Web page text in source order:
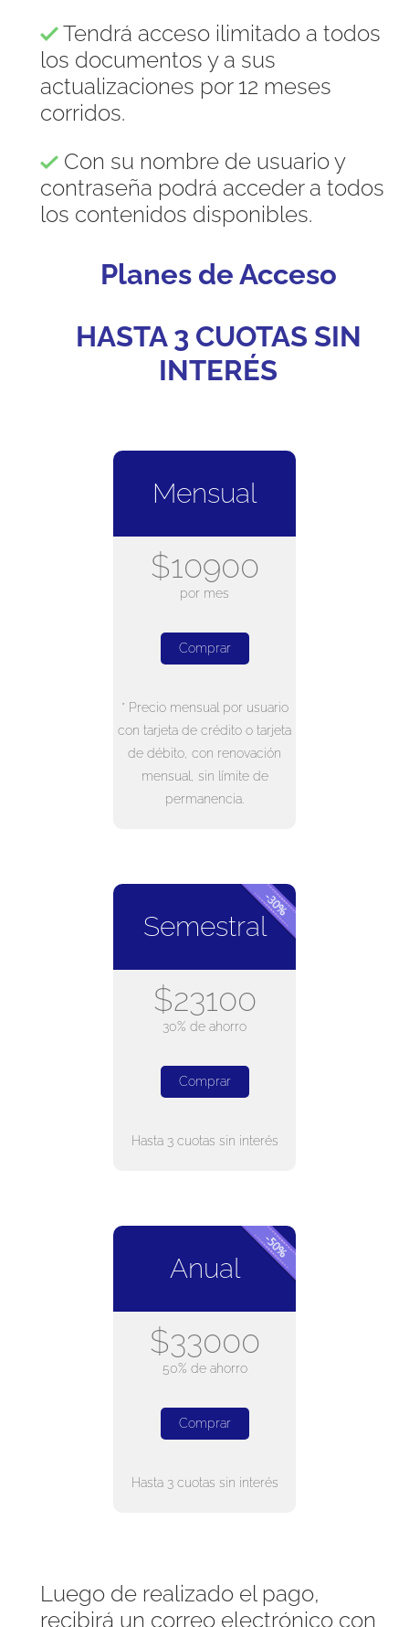
Tendrá acceso ilimitado a todos
los documentos y a sus
actualizaciones por 12 meses
corridos.
Con su nombre de usuario y
contraseña podrá acceder a todos
los contenidos disponibles.
Planes de Acceso
HASTA 3 CUOTAS SIN
INTERÉS
Mensual
$10900
por mes
Comprar
* Precio mensual por usuario
con tarjeta de crédito o tarjeta
de débito, con renovación
mensual, sin límite de
permanencia.
Semestral
$23100
30% de ahorro
Comprar
Hasta 3 cuotas sin interés
Anual
$33000
50% de ahorro
Comprar
Hasta 3 cuotas sin interés
Luego de realizado el pago,
recibirá un correo electrónico con